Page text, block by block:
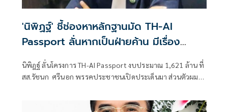
'นิพิฏฐ์' ชี้ช่องหาหลักฐานมัด TH-AI
Passport ลั่นหากเป็นฝ่ายค้าน มีเรื่อง
ซักฟอกรัฐบาลอื้อ
นิพิฎฐ์ ลั่นโครงการ TH-AI Passport งบประมาณ 1,621 ล้าน ที่
สส.รัชนก ศรีนอก พรรคประชาชนเปิดประเด็นมา ส่วนตัวผมใน